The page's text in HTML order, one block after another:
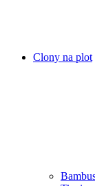
Clony na plot